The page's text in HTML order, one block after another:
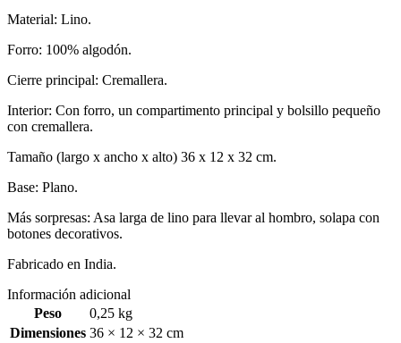
Material: Lino.
Forro: 100% algodón.
Cierre principal: Cremallera.
Interior: Con forro, un compartimento principal y bolsillo pequeño
con cremallera.
Tamaño (largo x ancho x alto) 36 x 12 x 32 cm.
Base: Plano.
Más sorpresas: Asa larga de lino para llevar al hombro, solapa con
botones decorativos.
Fabricado en India.
Información adicional
Peso
0,25 kg
Dimensiones 36 × 12 × 32 cm